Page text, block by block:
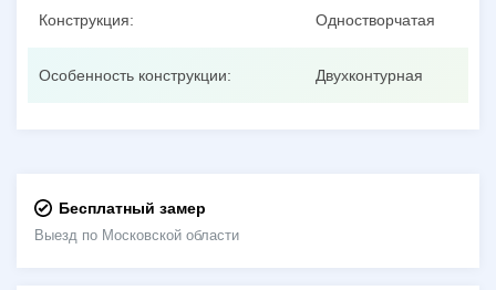
Конструкция: Одностворчатая
Особенность конструкции: Двухконтурная
Бесплатный замер
Выезд по Московской области